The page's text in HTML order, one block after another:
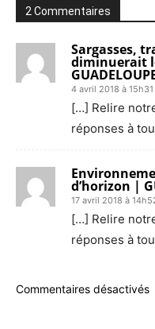
2 Commentaires
Sargasses,
diminuerait
4 avril 2018 à 15h31
[…] Relire
réponses à
d’horizon |
17 avril 2018 à
[…] Relire
réponses à
Commentaires désactivés